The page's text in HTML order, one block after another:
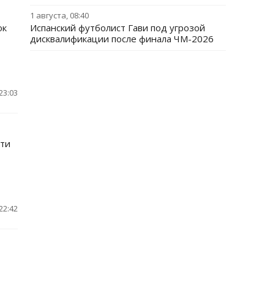
1 августа, 08:40
Испанский футболист Гави под угрозой
дисквалификации после финала ЧМ-2026